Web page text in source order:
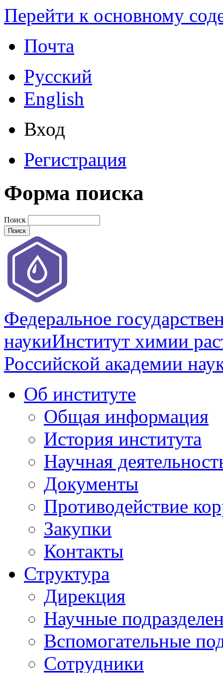
Перейти к основному
Почта
Русский
English
Вход
Регистрация
Форма поиска
Поиск
Федеральное
наукиИнститут химии
Российской академии
Об институте
Общая информация
История института
Научная
Документы
Противодействие
Закупки
Контакты
Структура
Дирекция
Научные
Вспомогательные
Сотрудники